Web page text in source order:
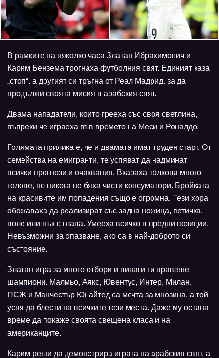
В рамките на няколко часа Златан Ибрахимович и
Карим Бензема трогнаха футболния свят. Единият каза
„стоп“, а другият си тръгна от Реал Мадрид, за да
продължи своята мисия в арабския свят.
Двама нападатели, които грееха със своя светлина,
въпреки че играеха във времето на Меси и Роналдо.
Голямата прилика е, че и двамата имат труден старт. От
семейства на емигранти, те успяват да надминат
всички прогнози и очаквания. Вкараха толкова много
голове, но никога не бяха чисти консуматори. Бройката
на красивите им попадения също е огромна. Тези хора
обожаваха да реализират със задна ножица, петичка,
воле или пък с глава. Умееха всичко в предни позиции.
Невъзможни за опазване, ако са в най-доброто си
състояние.
Златан игра за много отбори и винаги ги правеше
шампиони. Малмьо, Аякс, Ювентус, Интер, Милан,
ПСЖ и Манчестър Юнайтед са мечта за мнозина, а той
успя да блести на всичките тези места. Даже му остана
време да покаже своята свещена класа и на
американците.
Карим реши да демонстрира играта на арабския свят, а